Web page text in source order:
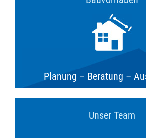
Planung – Beratung –
Unser Team